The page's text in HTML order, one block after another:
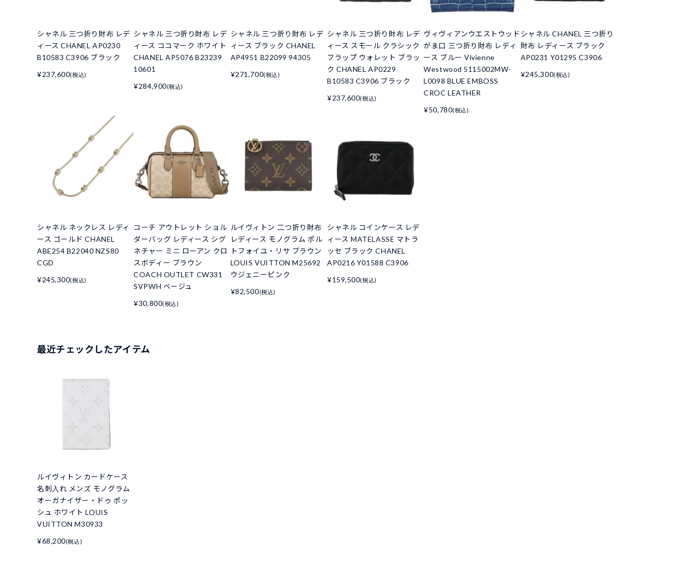
シャネル 三つ折り財布 レデ
ィース CHANEL AP0230
B10583 C3906 ブラック
¥237,600(税込)
シャネル 三つ折り財布 レデ
ィース ココマーク ホワイト
CHANEL AP5076 B23239
10601
¥284,900(税込)
シャネル 三つ折り財布 レデ
ィース ブラック CHANEL
AP4951 B22099 94305
¥271,700(税込)
シャネル 三つ折り財布 レデ
ィース スモール クラシック
フラップ ウォレット ブラッ
ク CHANEL AP0229
B10583 C3906 ブラック
¥237,600(税込)
ヴィヴィアンウエストウッド
がま口 三つ折り財布 レディ
ース ブルー Vivienne
Westwood 5115002MW-
L0098 BLUE EMBOSS
CROC LEATHER
¥50,780(税込)
シャネル CHANEL 三つ折り
財布 レディース ブラック
AP0231 Y01295 C3906
¥245,300(税込)
シャネル ネックレス レディ
ース ゴールド CHANEL
ABE254 B22040 NZS80
CGD
¥245,300(税込)
コーチ アウトレット ショル
ダーバッグ レディース シグ
ネチャー ミニ ローアン クロ
スボディー ブラウン
COACH OUTLET CW331
SVPWH ベージュ
¥30,800(税込)
ルイヴィトン 二つ折り財布
レディース モノグラム ポル
トフォイユ・リサ ブラウン
LOUIS VUITTON M25692
ウジェニーピンク
¥82,500(税込)
シャネル コインケース レデ
ィース MATELASSE マトラ
ッセ ブラック CHANEL
AP0216 Y01588 C3906
¥159,500(税込)
最近チェックしたアイテム
ルイヴィトン カードケース
名刺入れ メンズ モノグラム
オーガナイザー・ドゥ ポッ
シュ ホワイト LOUIS
VUITTON M30933
¥68,200(税込)